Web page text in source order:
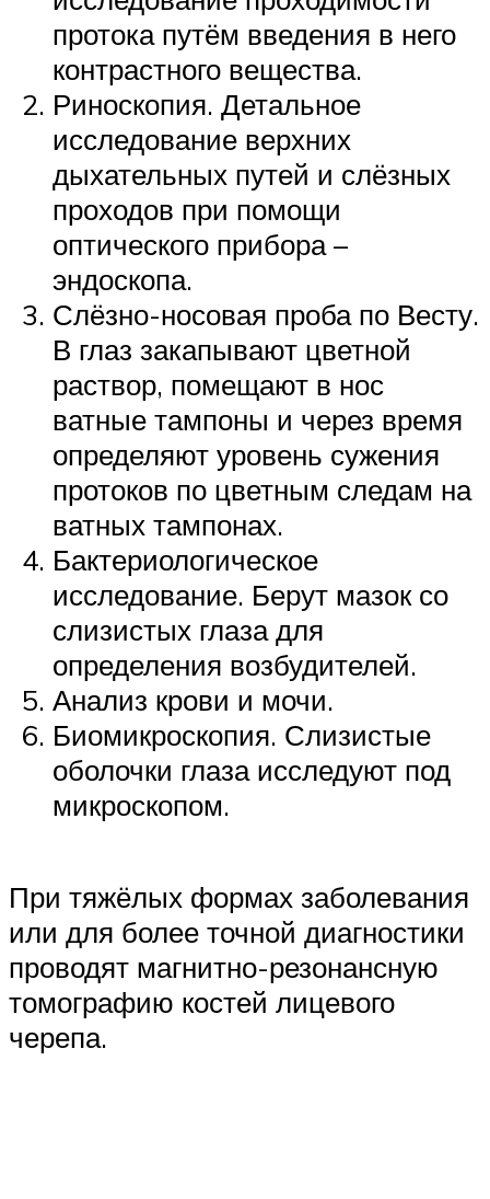
протока путём введения в него
контрастного вещества.
Риноскопия. Детальное
исследование верхних
дыхательных путей и слёзных
проходов при помощи
оптического прибора –
эндоскопа.
Слёзно-носовая проба по Весту.
В глаз закапывают цветной
раствор, помещают в нос
ватные тампоны и через время
определяют уровень сужения
протоков по цветным следам на
ватных тампонах.
Бактериологическое
исследование. Берут мазок со
слизистых глаза для
определения возбудителей.
Анализ крови и мочи.
Биомикроскопия. Слизистые
оболочки глаза исследуют под
микроскопом.
При тяжёлых формах заболевания
или для более точной диагностики
проводят магнитно-резонансную
томографию костей лицевого
черепа.